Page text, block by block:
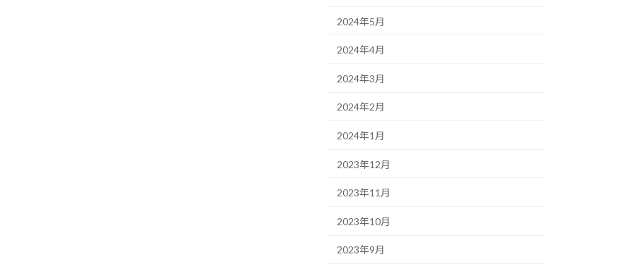
2024年5月
2024年4月
2024年3月
2024年2月
2024年1月
2023年12月
2023年11月
2023年10月
2023年9月